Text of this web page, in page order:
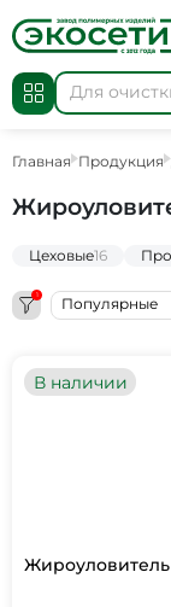
Главная Продукция
Цеховые16
1 Популярные
В наличии
Жироуловитель